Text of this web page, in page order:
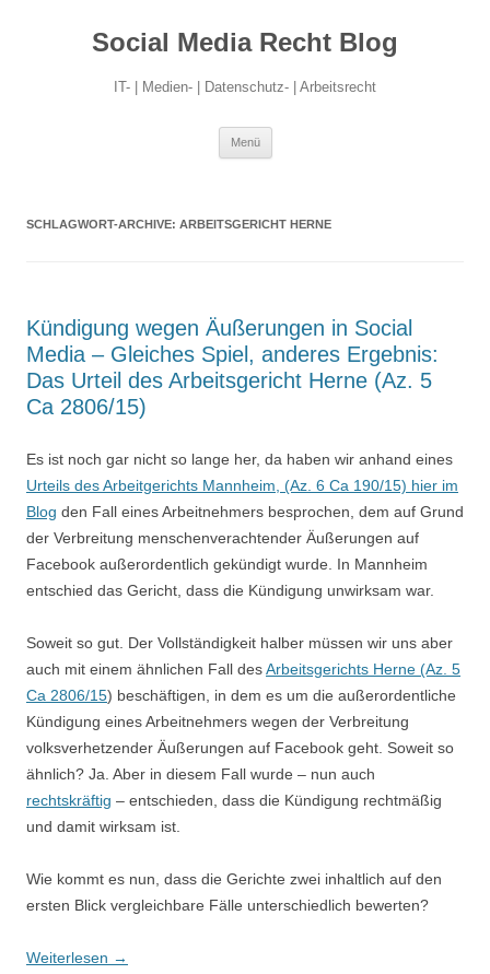
Social Media Recht Blog
IT- | Medien- | Datenschutz- | Arbeitsrecht
Menü
SCHLAGWORT-ARCHIVE: ARBEITSGERICHT HERNE
Kündigung wegen Äußerungen in Social
Media – Gleiches Spiel, anderes Ergebnis:
Das Urteil des Arbeitsgericht Herne (Az. 5
Ca 2806/15)
Es ist noch gar nicht so lange her, da haben wir anhand eines
Urteils des Arbeitgerichts Mannheim, (Az. 6 Ca 190/15) hier im
Blog den Fall eines Arbeitnehmers besprochen, dem auf Grund
der Verbreitung menschenverachtender Äußerungen auf
Facebook außerordentlich gekündigt wurde. In Mannheim
entschied das Gericht, dass die Kündigung unwirksam war.
Soweit so gut. Der Vollständigkeit halber müssen wir uns aber
auch mit einem ähnlichen Fall desArbeitsgerichts Herne (Az. 5
Ca 2806/15) beschäftigen, in dem es um die außerordentliche
Kündigung eines Arbeitnehmers wegen der Verbreitung
volksverhetzender Äußerungen auf Facebook geht. Soweit so
ähnlich? Ja. Aber in diesem Fall wurde – nun auch
rechtskräftig – entschieden, dass die Kündigung rechtmäßig
und damit wirksam ist.
Wie kommt es nun, dass die Gerichte zwei inhaltlich auf den
ersten Blick vergleichbare Fälle unterschiedlich bewerten?
Weiterlesen →